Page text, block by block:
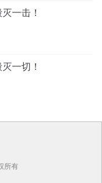
一击！
一切！
所有